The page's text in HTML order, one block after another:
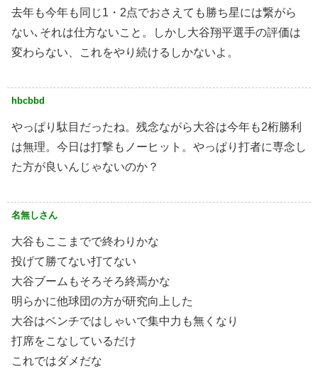
去年も今年も同じ1・2点でおさえても勝ち星には繋がら
ない､それは仕方ないこと。しかし大谷翔平選手の評価は
変わらない、これをやり続けるしかないよ。
hbcbbd
やっぱり駄目だったね。残念ながら大谷は今年も2桁勝利
は無理。今日は打撃もノーヒット。やっぱり打者に専念し
た方が良いんじゃないのか？
名無しさん
大谷もここまでで終わりかな
投げて勝てない打てない
大谷ブームもそろそろ終焉かな
明らかに他球団の方が研究向上した
大谷はベンチではしゃいで集中力も無くなり
打席をこなしているだけ
これではダメだな